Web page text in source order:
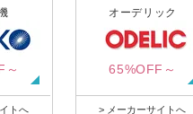
～
トへ
オーデリック
65%OFF～
> メーカーサイトへ